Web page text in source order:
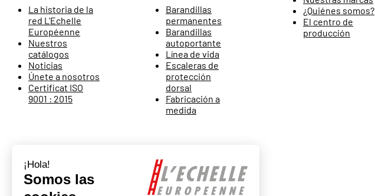
La historia de la
red L'Echelle
Européenne
Nuestros
catálogos
Noticias
Únete a nosotros
Certificat ISO
9001 : 2015
Barandillas
permanentes
Barandillas
autoportante
Línea de vida
Escaleras de
protección
dorsal
Fabricación a
medida
¿Quiénes somos?
El centro de
producción